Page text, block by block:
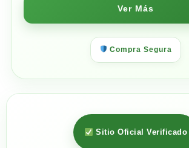
Ver Más
Compra Segura
Sitio Oficial Verificado